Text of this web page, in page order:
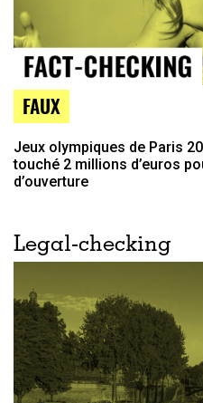
FAUX
Jeux olympiques de Paris
touché 2 millions d’euros
d’ouverture
Legal-checking